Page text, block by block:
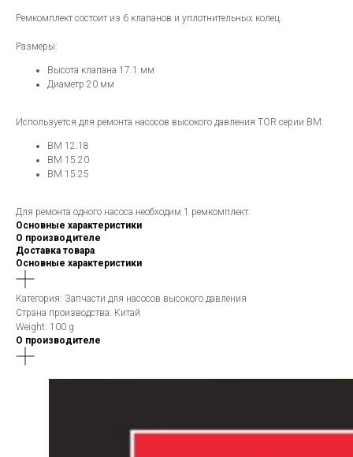
Ремкомплект состоит из 6 клапанов и уплотнительных колец.
Размеры:
Высота клапана 17.1 мм
Диаметр 20 мм
Используется для ремонта насосов высокого давления TOR серии BM:
BM 12.18
BM 15.20
BM 15.25
Для ремонта одного насоса необходим 1 ремкомплект.
Основные характеристики
О производителе
Доставка товара
Основные характеристики
Категория: Запчасти для насосов высокого давления
Страна производства: Китай
Weight: 100 g
О производителе